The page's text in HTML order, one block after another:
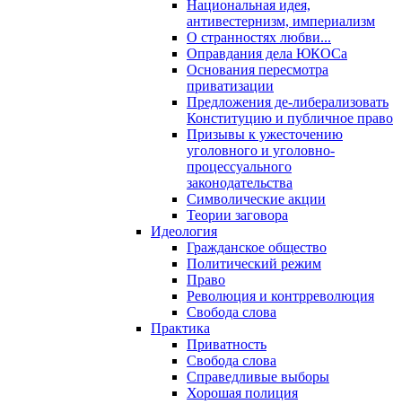
Национальная идея,
антивестернизм, империализм
О странностях любви...
Оправдания дела ЮКОСа
Основания пересмотра
приватизации
Предложения де-либерализовать
Конституцию и публичное право
Призывы к ужесточению
уголовного и уголовно-
процессуального
законодательства
Символические акции
Теории заговора
Идеология
Гражданское общество
Политический режим
Право
Революция и контрреволюция
Свобода слова
Практика
Приватность
Свобода слова
Справедливые выборы
Хорошая полиция